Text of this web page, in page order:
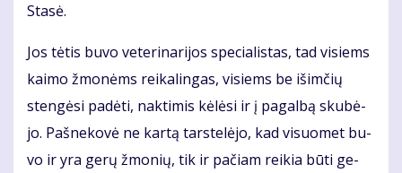
Sta­sė.
Jos tė­tis bu­vo ve­te­ri­na­ri­jos spe­cia­lis­tas, tad vi­siems
kai­mo žmo­nėms rei­ka­lin­gas, vi­siems be iš­im­čių
sten­gė­si pa­dė­ti, nak­ti­mis kė­lė­si ir į pa­gal­bą sku­bė­
jo. Pa­šne­ko­vė ne kar­tą tars­te­lė­jo, kad vi­suo­met bu­
vo ir yra ge­rų žmo­nių, tik ir pa­čiam rei­kia bū­ti ge­